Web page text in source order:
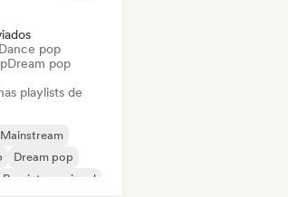
Dance pop
Dream pop
playlists de
Dream pop
Pop internacional